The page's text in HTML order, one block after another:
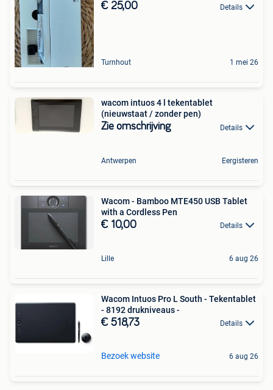
€ 25,00 Details
Turnhout 1 mei 26
wacom intuos 4 l tekentablet
(nieuwstaat / zonder pen)
Zie omschrijving Details
Antwerpen Eergisteren
Wacom - Bamboo MTE450 USB Tablet
with a Cordless Pen
€ 10,00 Details
Lille 6 aug 26
Wacom Intuos Pro L South - Tekentablet
- 8192 drukniveaus -
€ 518,73 Details
Bezoek website 6 aug 26